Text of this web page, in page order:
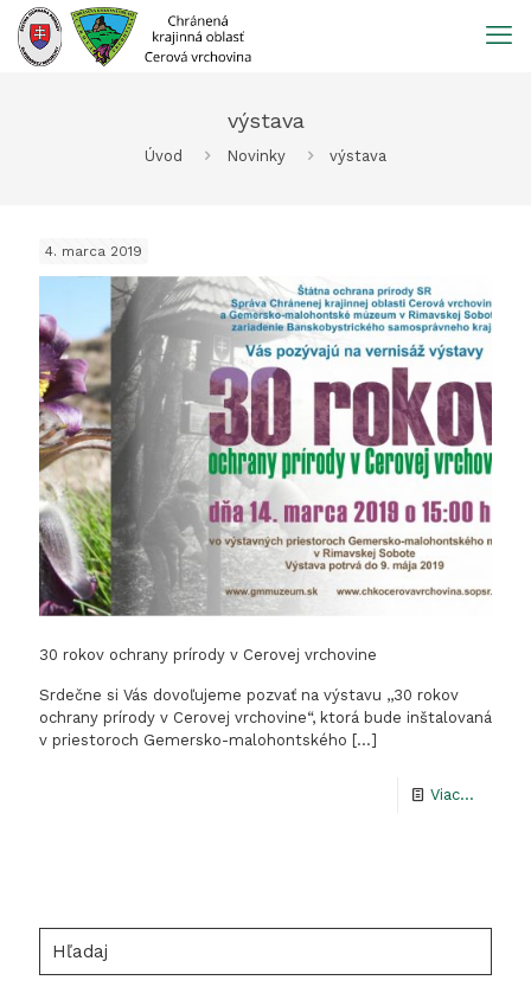
Prejsť
obsah
výstava
Úvod Novinky výstava
4. marca 2019
30 rokov ochrany prírody v Cerovej vrchovine
Srdečne si Vás dovoľujeme pozvať na výstavu ,,30 rokov
ochrany prírody v Cerovej vrchovine“, ktorá bude inštalovaná
v priestoroch Gemersko-malohontského […]
Viac...
prírody
v